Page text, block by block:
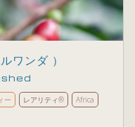
ワンダ ）
ー レアリティ® Africa